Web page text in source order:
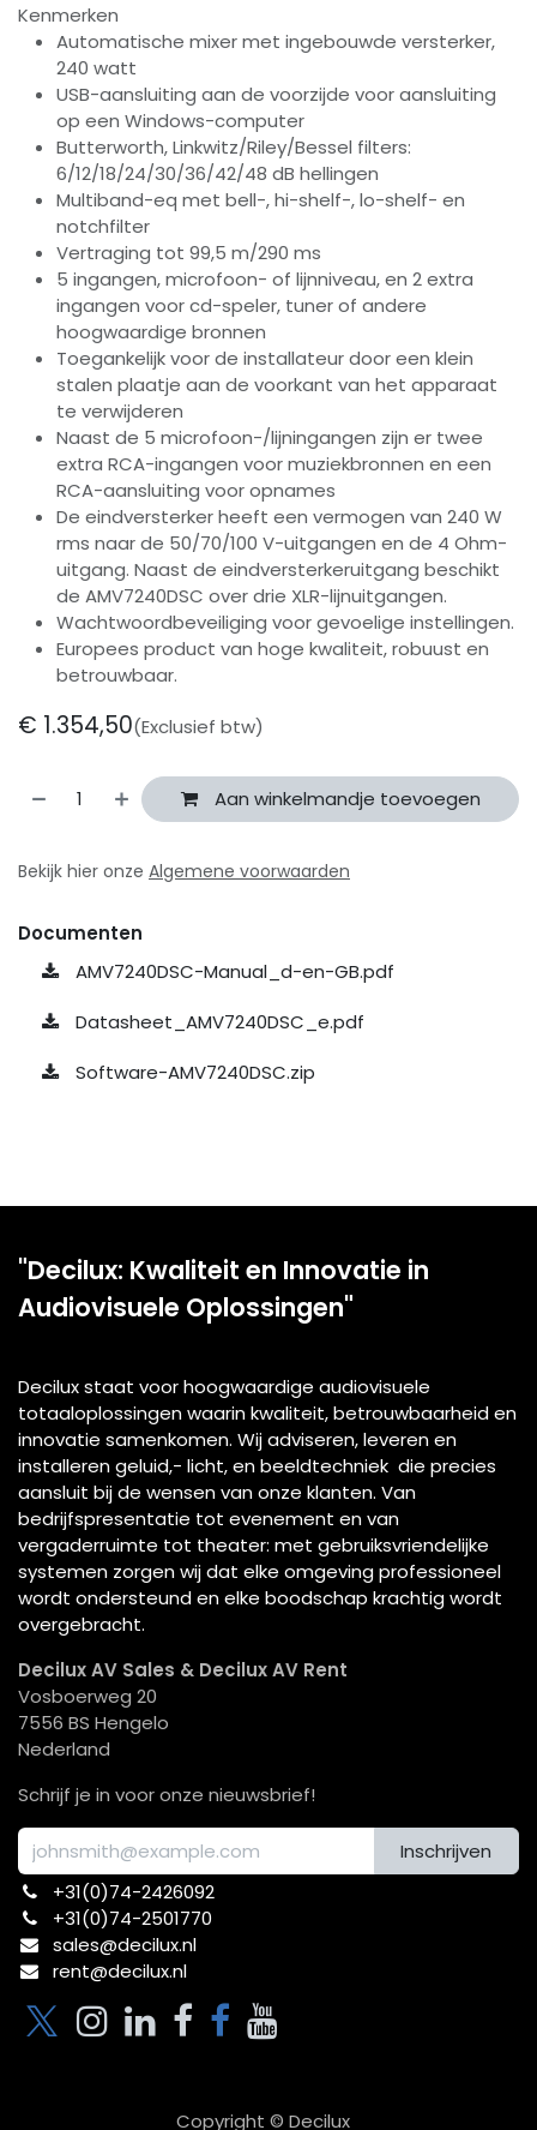
Kenmerken
Automatische mixer met ingebouwde versterker,
240 watt
USB-aansluiting aan de voorzijde voor aansluiting
op een Windows-computer
Butterworth, Linkwitz/Riley/Bessel filters:
6/12/18/24/30/36/42/48 dB hellingen
Multiband-eq met bell-, hi-shelf-, lo-shelf- en
notchfilter
Vertraging tot 99,5 m/290 ms
5 ingangen, microfoon- of lijnniveau, en 2 extra
ingangen voor cd-speler, tuner of andere
hoogwaardige bronnen
Toegankelijk voor de installateur door een klein
stalen plaatje aan de voorkant van het apparaat
te verwijderen
Naast de 5 microfoon-/lijningangen zijn er twee
extra RCA-ingangen voor muziekbronnen en een
RCA-aansluiting voor opnames
De eindversterker heeft een vermogen van 240 W
rms naar de 50/70/100 V-uitgangen en de 4 Ohm-
uitgang. Naast de eindversterkeruitgang beschikt
de AMV7240DSC over drie XLR-lijnuitgangen.
Wachtwoordbeveiliging voor gevoelige instellingen.
Europees product van hoge kwaliteit, robuust en
betrouwbaar.
€ 1.354,50(Exclusief btw)
Aan winkelmandje toevoegen
Bekijk hier onze Algemene voorwaarden
Documenten
AMV7240DSC-Manual_d-en-GB.pdf
Datasheet_AMV7240DSC_e.pdf
Software-AMV7240DSC.zip
"Decilux: Kwaliteit en Innovatie in
Audiovisuele Oplossingen"
Decilux staat voor hoogwaardige audiovisuele
totaaloplossingen waarin kwaliteit, betrouwbaarheid en
innovatie samenkomen. Wij adviseren, leveren en
installeren geluid,- licht, en beeldtechniek die precies
aansluit bij de wensen van onze klanten. Van
bedrijfspresentatie tot evenement en van
vergaderruimte tot theater: met gebruiksvriendelijke
systemen zorgen wij dat elke omgeving professioneel
wordt ondersteund en elke boodschap krachtig wordt
overgebracht.
Decilux AV Sales & Decilux AV Rent
Vosboerweg 20
7556 BS Hengelo
Nederland
Schrijf je in voor onze nieuwsbrief!
Inschrijven
+31(0)74-2426092​
+31(0)74-2501770
sales@decilux.nl
rent@decilux.nl
Copyright © Decilux